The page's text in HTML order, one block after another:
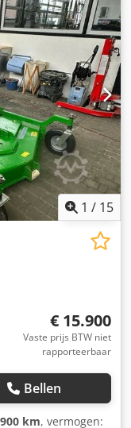
1 / 15
€ 15.900
Vaste prijs BTW niet
rapporteerbaar
Bellen
km, vermogen: